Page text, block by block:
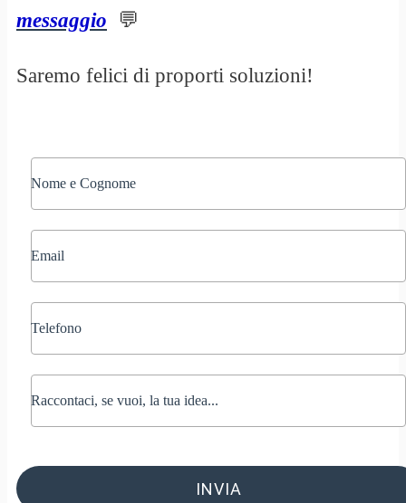
messaggio
💬
Saremo felici di proporti soluzioni!
INVIA